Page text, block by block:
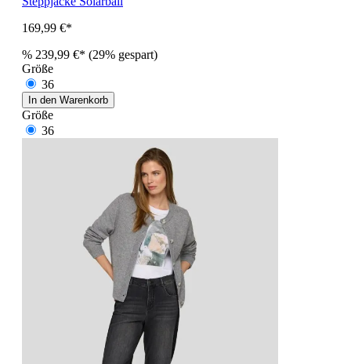
169,99 €*
% 239,99 €* (29% gespart)
Größe
36
In den Warenkorb
Größe
36